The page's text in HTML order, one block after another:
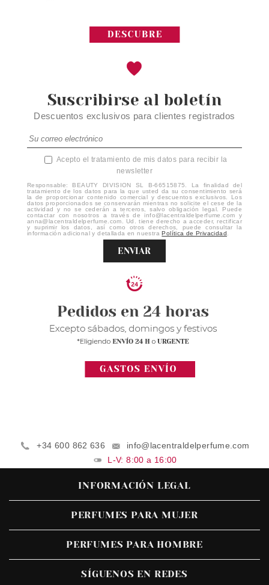
Suscribirse al boletín
Descuentos exclusivos para clientes registrados
Acepto el tratamiento de mis datos para recibir la
newsletter
Responsable: BEAUTY DIVISION SL B-66515875. La finalidad del
tratamiento de los datos para la que usted da su consentimiento será
la de proporcionar contenido comercial y descuentos exclusivos. Los
datos proporcionados se conservarán mientras no solicite el cese de la
actividad y no se cederán a terceros, salvo obligación legal. Puede
contactar con nosotros a través de info@lacentraldelperfume.com y
anna@lacentraldelperfume.com. Ud. tiene derecho a acceder, rectificar
y suprimir los datos, así como otros derechos, puede consultar la
información adicional y detallada en nuestraPolítica de Privacidad
ENVIAR
+34 600 862 636
info@lacentraldelperfume.com
L-V: 8:00 a 16:00
INFORMACIÓN LEGAL
PERFUMES PARA MUJER
PERFUMES PARA HOMBRE
SÍGUENOS EN REDES